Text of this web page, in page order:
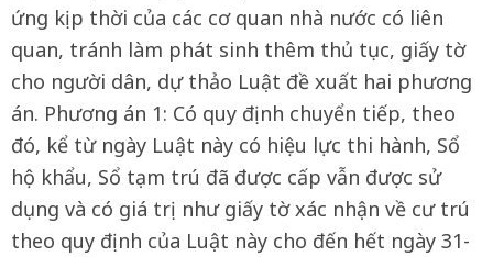
ứng kịp thời của các cơ quan nhà nước có liên
quan, tránh làm phát sinh thêm thủ tục, giấy tờ
cho người dân, dự thảo Luật đề xuất hai phương
án. Phương án 1: Có quy định chuyển tiếp, theo
đó, kể từ ngày Luật này có hiệu lực thi hành, Sổ
hộ khẩu, Sổ tạm trú đã được cấp vẫn được sử
dụng và có giá trị như giấy tờ xác nhận về cư trú
theo quy định của Luật này cho đến hết ngày 31-